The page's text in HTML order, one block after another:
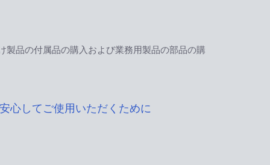
製品の付属品の購入および業務用製品の部品の購
心してご使用いただくために